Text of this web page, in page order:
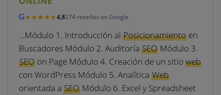
G★★★★★
★★★★★4,8274 reseñas en Google
…Módulo 1. Introducción al Posicionamientoen
Buscadores Módulo 2. Auditoría SEOMódulo 3.
SEOon Page Módulo 4. Creación de un sitio web
con WordPress Módulo 5. Analítica Web
orientada a SEOMódulo 6. Excel y Spreadsheet